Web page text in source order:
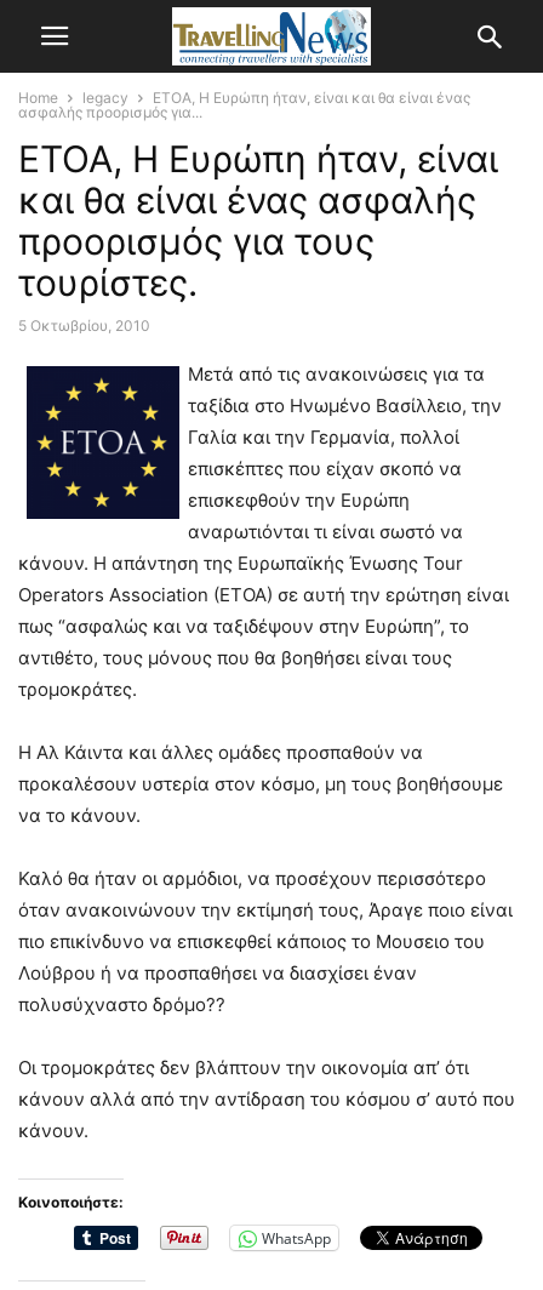
Home legacy
ΕΤΟΑ, Η Ευρώπη ήταν, είναι και θα είναι ένας
ασφαλής προορισμός για...
ΕΤΟΑ, Η Ευρώπη ήταν, είναι
και θα είναι ένας ασφαλής
προορισμός για τους
τουρίστες.
5 Οκτωβρίου, 2010
Μετά από τις ανακοινώσεις για τα
ταξίδια στο Ηνωμένο Βασίλλειο, την
Γαλία και την Γερμανία, πολλοί
επισκέπτες που είχαν σκοπό να
επισκεφθούν την Ευρώπη
αναρωτιόνται τι είναι σωστό να
κάνουν. Η απάντηση της Ευρωπαϊκής Ένωσης Tour
Operators Association (ETOA) σε αυτή την ερώτηση είναι
πως “ασφαλώς και να ταξιδέψουν στην Ευρώπη”, το
αντιθέτο, τους μόνους που θα βοηθήσει είναι τους
τρομοκράτες.
Η Αλ Κάιντα και άλλες ομάδες προσπαθούν να
προκαλέσουν υστερία στον κόσμο, μη τους βοηθήσουμε
να το κάνουν.
Καλό θα ήταν οι αρμόδιοι, να προσέχουν περισσότερο
όταν ανακοινώνουν την εκτίμησή τους, Άραγε ποιο είναι
πιο επικίνδυνο να επισκεφθεί κάποιος το Μουσειο του
Λούβρου ή να προσπαθήσει να διασχίσει έναν
πολυσύχναστο δρόμο??
Οι τρομοκράτες δεν βλάπτουν την οικονομία απ’ ότι
κάνουν αλλά από την αντίδραση του κόσμου σ’ αυτό που
κάνουν.
Κοινοποιήστε:
WhatsApp